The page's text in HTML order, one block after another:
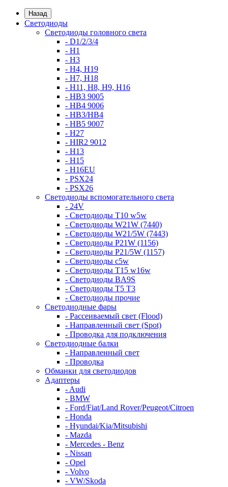
Назад
Светодиоды
Светодиоды головного света
- D1/2/3/4
- H1
- H3
- H4, H19
- H7, H18
- H11, H8, H9, H16
- HB3 9005
- HB4 9006
- HB3/HB4
- HB5 9007
- H27
- HIR2 9012
- H13
- H15
- H16EU
- PSX24
- PSX26
Светодиоды вспомогательного света
- 24V
- Светодиоды T10 w5w
- Светодиоды W21W (7440)
- Светодиоды W21/5W (7443)
- Светодиоды P21W (1156)
- Светодиоды P21/5W (1157)
- Светодиоды c5w
- Светодиоды T15 w16w
- Светодиоды BA9S
- Светодиоды T5 T3
- Светодиоды прочие
Светодиодные фары
- Рассеиваемый свет (Flood)
- Направленный свет (Spot)
- Проводка для подключения
Светодиодные балки
- Направленный свет
- Проводка
Обманки для светодиодов
Адаптеры
- Audi
- BMW
- Ford/Fiat/Land Rover/Peugeot/Citroen
- Honda
- Hyundai/Kia/Mitsubishi
- Mazda
- Mercedes - Benz
- Nissan
- Opel
- Volvo
- VW/Skoda